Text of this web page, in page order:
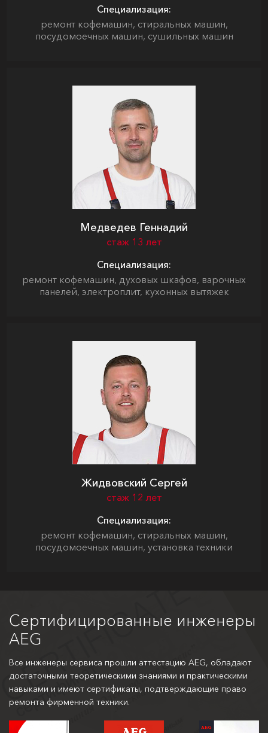
Специализация:
ремонт кофемашин, стиральных машин,
посудомоечных машин, сушильных машин
Медведев Геннадий
стаж 13 лет
Специализация:
ремонт кофемашин, духовых шкафов, варочных
панелей, электроплит, кухонных вытяжек
Жидвовский Сергей
стаж 12 лет
Специализация:
ремонт кофемашин, стиральных машин,
посудомоечных машин, установка техники
Сертифицированные инженеры
AEG
Все инженеры сервиса прошли аттестацию AEG, обладают
достаточными теоретическими знаниями и практическими
навыками и имеют сертификаты, подтверждающие право
ремонта фирменной техники.